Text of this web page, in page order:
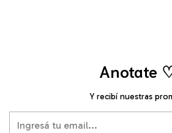
Anotate
Y recibí nuestras